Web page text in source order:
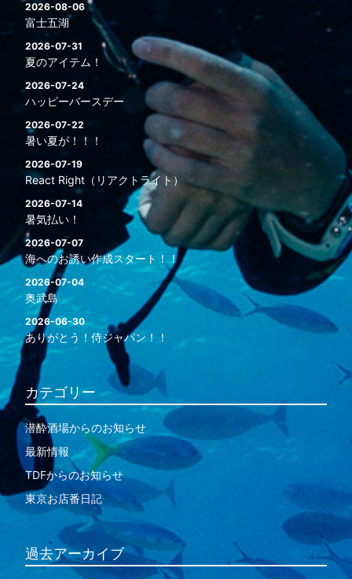
2026-08-06
富士五湖
2026-07-31
夏のアイテム！
2026-07-24
ハッピーバースデー
2026-07-22
暑い夏が！！！
2026-07-19
React Right（リアクトライト）
2026-07-14
暑気払い！
2026-07-07
海へのお誘い作成スタート！！
2026-07-04
奥武島
2026-06-30
ありがとう！侍ジャパン！！
カテゴリー
潜酔酒場からのお知らせ
最新情報
TDFからのお知らせ
東京お店番日記
過去アーカイブ